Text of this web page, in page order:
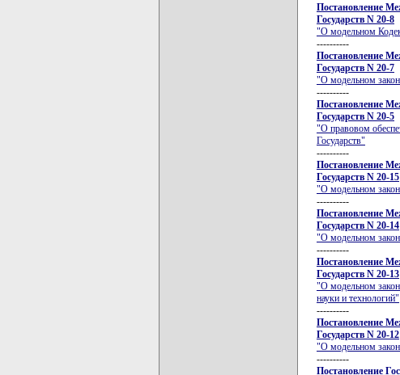
Постановление
Государств N 20-8
"О модельном
----------
Постановление
Государств N 20-7
"О модельном
----------
Постановление
Государств N 20-5
"О правовом
Государств"
----------
Постановление
Государств N 20-15
"О модельном
----------
Постановление
Государств N 20-14
"О модельном
----------
Постановление
Государств N 20-13
"О модельном
науки и технологий"
----------
Постановление
Государств N 20-12
"О модельном
----------
Постановление